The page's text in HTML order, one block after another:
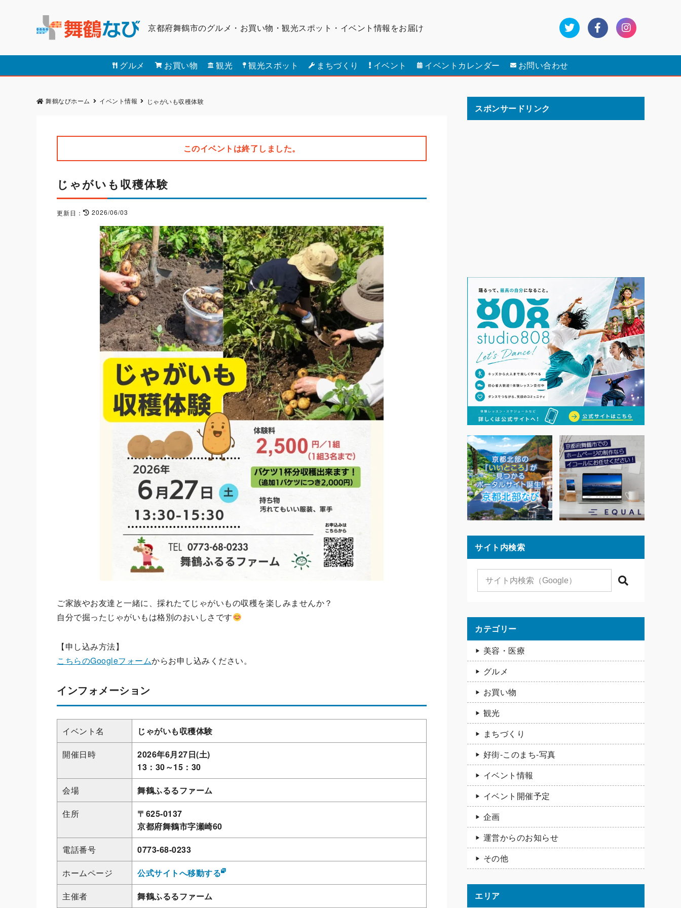
京都府舞鶴市のグルメ・お買い物・観光スポット・ イベント情報をお届け
グルメ お買い物 観光 観光スポット まちづくり イベント イベントカレンダー お問い合わせ
舞鶴なびホーム イベント情報 じゃがいも収穫体験
このイベントは終了しました。
じゃがいも収穫体験
更新日： 2026/06/03
ご家族やお友達と一緒に、採れたてじゃがいもの収穫を楽しみませんか？
自分で掘ったじゃがいもは格別のおいしさです
【申し込み方法】
こちらのGoogleフォームからお申し込みください。
インフォメーション
イベント名
じゃがいも収穫体験
開催日時
2026年6月27日(土)
13：30～15：30
会場
舞鶴ふるるファーム
住所
〒625-0137
京都府舞鶴市字瀬崎60
電話番号
0773-68-0233
ホームページ
公式サイトへ移動する
主催者
舞鶴ふるるファーム
スポンサードリンク
サイト内検索
検索
カテゴリー
美容・医療
グルメ
お買い物
観光
まちづくり
好街-このまち-写真
イベント情報
イベント開催予定
企画
運営からのお知らせ
その他
エリア